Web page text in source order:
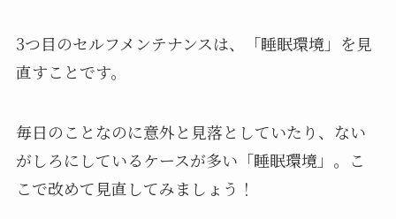
3つ目のセルフメンテナンスは、「睡眠環境」を見
直すことです。
毎日のことなのに意外と見落としていたり、ない
がしろにしているケースが多い「睡眠環境」。こ
こで改めて見直してみましょう！